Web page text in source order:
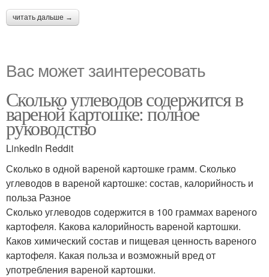
читать дальше →
Вас может заинтересовать
Сколько углеводов содержится в
вареной картошке: полное
руководство
LinkedIn Reddit
Сколько в одной вареной картошке грамм. Сколько
углеводов в вареной картошке: состав, калорийность и
польза Разное
Сколько углеводов содержится в 100 граммах вареного
картофеля. Какова калорийность вареной картошки.
Каков химический состав и пищевая ценность вареного
картофеля. Какая польза и возможный вред от
употребления вареной картошки.